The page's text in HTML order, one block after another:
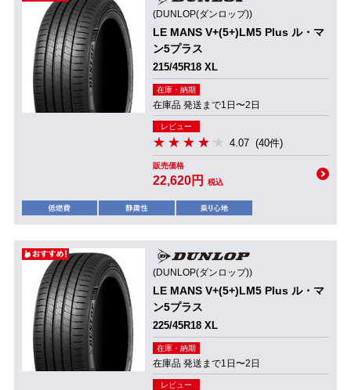
(DUNLOP(ダンロップ))
LE MANS V+(5+)LM5 Plus ル・マ
ン5プラス
215/45R18 XL
在庫・納期
在庫品 発送まで1日〜2日
レビュー
4.07 (40件)
販売価格
22,620円 税込
(DUNLOP(ダンロップ))
LE MANS V+(5+)LM5 Plus ル・マ
ン5プラス
225/45R18 XL
在庫・納期
在庫品 発送まで1日〜2日
レビュー